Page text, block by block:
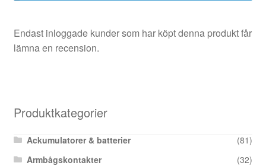
Endast inloggade kunder som har köpt denna produkt får
lämna en recension.
Produktkategorier
Ackumulatorer & batterier
(81)
Armbågskontakter
(32)